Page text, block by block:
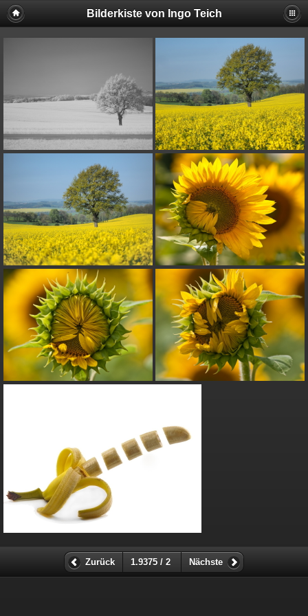
Bilderkiste von Ingo Teich
Zurück 1.9375 / 2 Nächste